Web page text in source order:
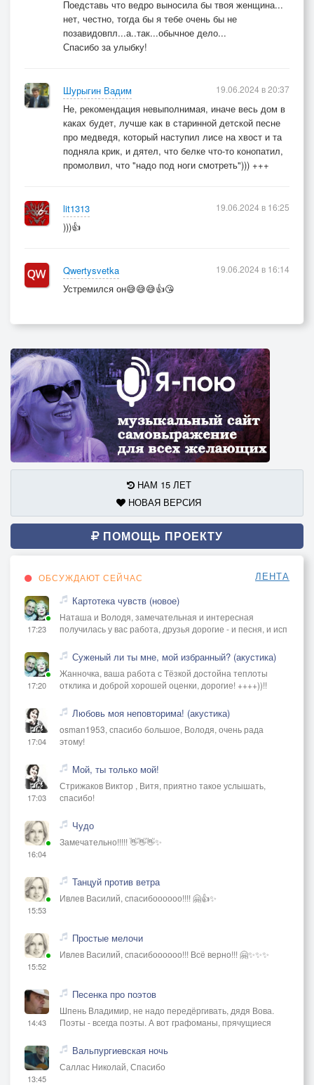
Поедставь что ведро выносила бы твоя женщина...
нет, честно, тогда бы я тебе очень бы не
позавидовпл...а..так...обычное дело...
Спасибо за улыбку!
Шурыгин Вадим
Не, рекомендация невыполнимая, иначе весь дом в
каках будет, лучше как в старинной детской песне
про медведя, который наступил лисе на хвост и та
подняла крик, и дятел, что белке что-то конопатил,
промолвил, что "надо под ноги смотреть"))) +++
19.06.2024 в 20:37
lit1313
)))👍
19.06.2024 в 16:25
Qwertysvetka
Устремился он😅😅😅👍😘
19.06.2024 в 16:14
НАМ 15 ЛЕТ
НОВАЯ ВЕРСИЯ
ПОМОЩЬ ПРОЕКТУ
ОБСУЖДАЮТ СЕЙЧАС ЛЕНТА
17:23
Картотека чувств (новое)
Наташа и Володя, замечательная и интересная
получилась у вас работа, друзья дорогие - и песня, и исп
17:20
Суженый ли ты мне, мой избранный? (акустика)
Жанночка, ваша работа с Тёзкой достойна теплоты
отклика и доброй хорошей оценки, дорогие! ++++))!!
17:04
Любовь моя неповторима! (акустика)
osman1953, спасибо большое, Володя, очень рада
этому!
17:03
Мой, ты только мой!
Стрижаков Виктор , Витя, приятно такое услышать,
спасибо!
16:04
Чудо
Замечательно!!!!! 👋👋👋✨
15:53
Танцуй против ветра
Ивлев Василий, спасибоооооо!!!! 🤗👍✨
15:52
Простые мелочи
Ивлев Василий, спасибоооооо!!! Всё верно!!! 🤗✨✨✨
14:43
Песенка про поэтов
Шпень Владимир, не надо передёргивать, дядя Вова.
Поэты - всегда поэты. А вот графоманы, прячущиеся
13:45
Вальпургиевская ночь
Саллас Николай, Спасибо